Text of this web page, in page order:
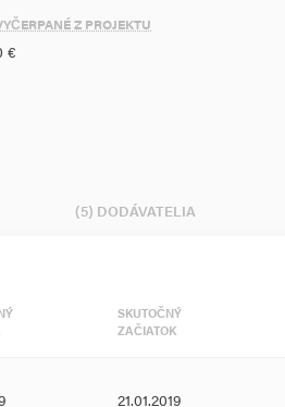
Z PROJEKTU
€
(5) DODÁVATELIA
SKUTOČNÝ
ZAČIATOK
21.01.2019